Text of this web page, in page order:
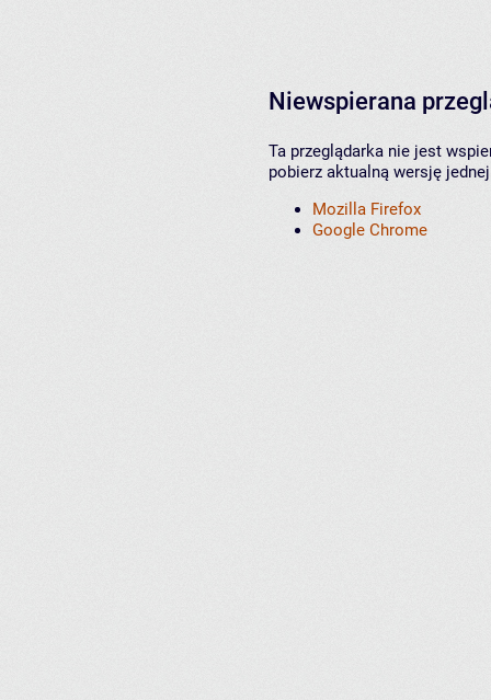
Niewspierana
Ta przeglądarka nie jest
pobierz aktualną wersję
Mozilla Firefox
Google Chrome